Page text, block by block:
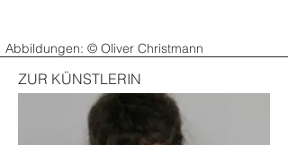
Abbildungen: © Oliver Christmann
ZUR KÜNSTLERIN